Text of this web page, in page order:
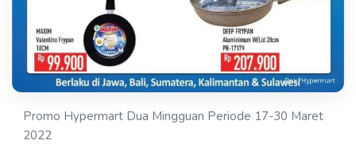
Promo Hypermart Dua Mingguan Periode 17-30 Maret
2022